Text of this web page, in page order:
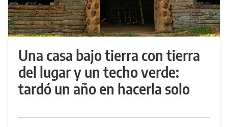
Una casa bajo tierra con tierra
del lugar y un techo verde:
tardó un año en hacerla solo